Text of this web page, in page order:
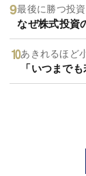
最後に勝つ投
なぜ株式投資
あきれるほど
「いつまで